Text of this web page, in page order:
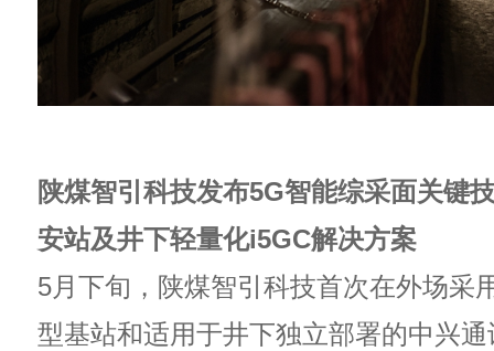
陕煤智引科技发布5G智能综采面关键
安站及井下轻量化i5GC解决方案
5月下旬，陕煤智引科技首次在外场采
型基站和适用于井下独立部署的中兴